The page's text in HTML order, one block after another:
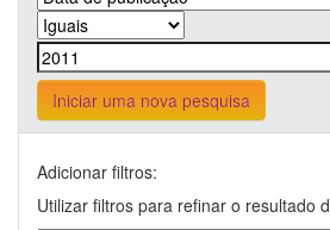
Iniciar uma nova pesquisa
Adicionar filtros:
Utilizar filtros para refinar o resultado